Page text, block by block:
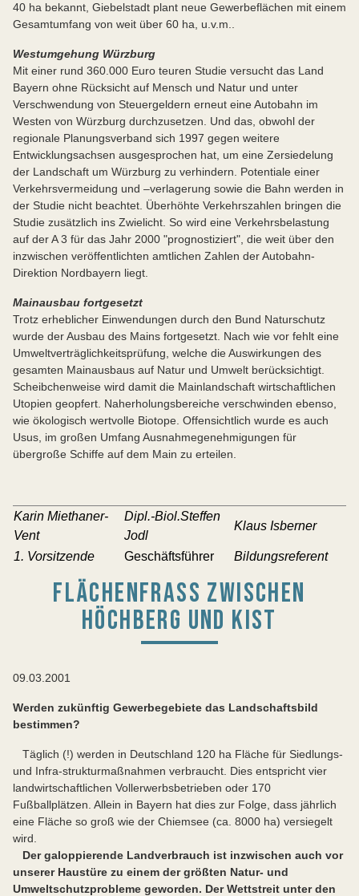
40 ha bekannt, Giebelstadt plant neue Gewerbeflächen mit einem
Gesamtumfang von weit über 60 ha, u.v.m..
Westumgehung Würzburg
Mit einer rund 360.000 Euro teuren Studie versucht das Land
Bayern ohne Rücksicht auf Mensch und Natur und unter
Verschwendung von Steuergeldern erneut eine Autobahn im
Westen von Würzburg durchzusetzen. Und das, obwohl der
regionale Planungsverband sich 1997 gegen weitere
Entwicklungsachsen ausgesprochen hat, um eine Zersiedelung
der Landschaft um Würzburg zu verhindern. Potentiale einer
Verkehrsvermeidung und –verlagerung sowie die Bahn werden in
der Studie nicht beachtet. Überhöhte Verkehrszahlen bringen die
Studie zusätzlich ins Zwielicht. So wird eine Verkehrsbelastung
auf der A 3 für das Jahr 2000 "prognostiziert", die weit über den
inzwischen veröffentlichten amtlichen Zahlen der Autobahn-
Direktion Nordbayern liegt.
Mainausbau fortgesetzt
Trotz erheblicher Einwendungen durch den Bund Naturschutz
wurde der Ausbau des Mains fortgesetzt. Nach wie vor fehlt eine
Umweltverträglichkeitsprüfung, welche die Auswirkungen des
gesamten Mainausbaus auf Natur und Umwelt berücksichtigt.
Scheibchenweise wird damit die Mainlandschaft wirtschaftlichen
Utopien geopfert. Naherholungsbereiche verschwinden ebenso,
wie ökologisch wertvolle Biotope. Offensichtlich wurde es auch
Usus, im großen Umfang Ausnahmegenehmigungen für
übergroße Schiffe auf dem Main zu erteilen.
Karin Miethaner-
Vent
Dipl.-Biol.Steffen
Jodl
Klaus Isberner
1. Vorsitzende Geschäftsführer Bildungsreferent
FLÄCHENFRASS ZWISCHEN H
ÖCHBERG UND KIST
09.03.2001
Werden zukünftig Gewerbegebiete das Landschaftsbild
bestimmen?
Täglich (!) werden in Deutschland 120 ha Fläche für Siedlungs-
und Infra-strukturmaßnahmen verbraucht. Dies entspricht vier
landwirtschaftlichen Vollerwerbsbetrieben oder 170
Fußballplätzen. Allein in Bayern hat dies zur Folge, dass jährlich
eine Fläche so groß wie der Chiemsee (ca. 8000 ha) versiegelt
wird.
Der galoppierende Landverbrauch ist inzwischen auch vor
unserer Haustüre zu einem der größten Natur- und
Umweltschutzprobleme geworden. Der Wettstreit unter den